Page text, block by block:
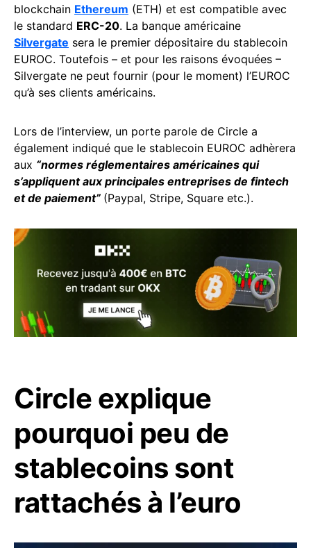
blockchain Ethereum (ETH) et est compatible avec
le standard ERC-20. La banque américaine
Silvergate sera le premier dépositaire du stablecoin
EUROC. Toutefois – et pour les raisons évoquées –
Silvergate ne peut fournir (pour le moment) l’EUROC
qu’à ses clients américains.
Lors de l’interview, un porte parole de Circle a
également indiqué que le stablecoin EUROC adhèrera
aux “normes réglementaires américaines qui
s’appliquent aux principales entreprises de fintech
et de paiement” (Paypal, Stripe, Square etc.).
Circle explique
pourquoi peu de
stablecoins sont
rattachés à l’euro